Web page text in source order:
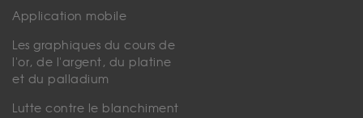
Application mobile
Les graphiques du cours de
l'or, de l'argent, du platine
et du palladium
Lutte contre le blanchiment